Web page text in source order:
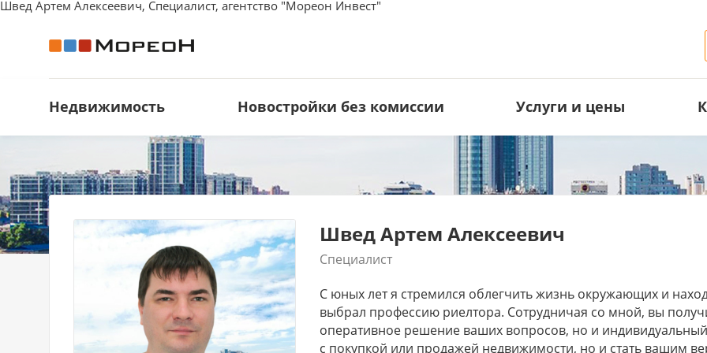
Швед Артем Алексеевич, Специалист, агентство "Мореон Инвест"
Недвижимость Новостройки без комиссии Услуги и цены
Швед Артем Алексеевич
Специалист
С юных лет я стремился облегчить жизнь окружающих и
выбрал профессию риелтора. Сотрудничая со мной, вы
оперативное решение ваших вопросов, но и
с покупкой или продажей недвижимости, но и стать вашим